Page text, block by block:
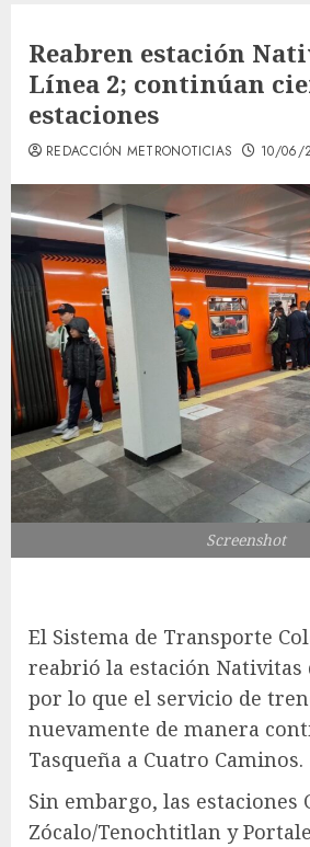
Reabren estación
Línea 2; continúan
estaciones
REDACCIÓN METRONOTICIAS 10/06/
Screenshot
El Sistema de Transporte
reabrió la estación Nativitas
por lo que el servicio de
nuevamente de manera
Tasqueña a Cuatro Caminos.
Sin embargo, las estaciones
Zócalo/Tenochtitlan y